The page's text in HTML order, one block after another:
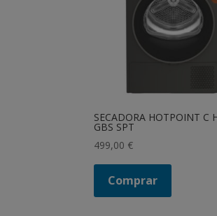
SECADORA HOTPOINT C
GBS SPT
499,00 €
Comprar